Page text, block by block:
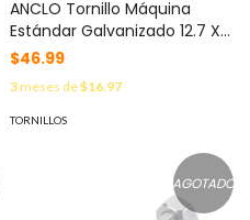
ANCLO Tornillo Máquina
Estándar Galvanizado 12.7 X
76 mm ( 1/2" X 3") MOD:
ANC-TMG12300
$46.99
3meses de$16.97
TORNILLOS
AGOTADO